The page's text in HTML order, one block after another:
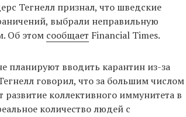
Тегнелл признал, что шведские
выбрали неправильную
Об этом сообщает Financial Times.
планируют вводить карантин из-за
говорил, что за большим числом
развитие коллективного иммунитета в
количество людей с